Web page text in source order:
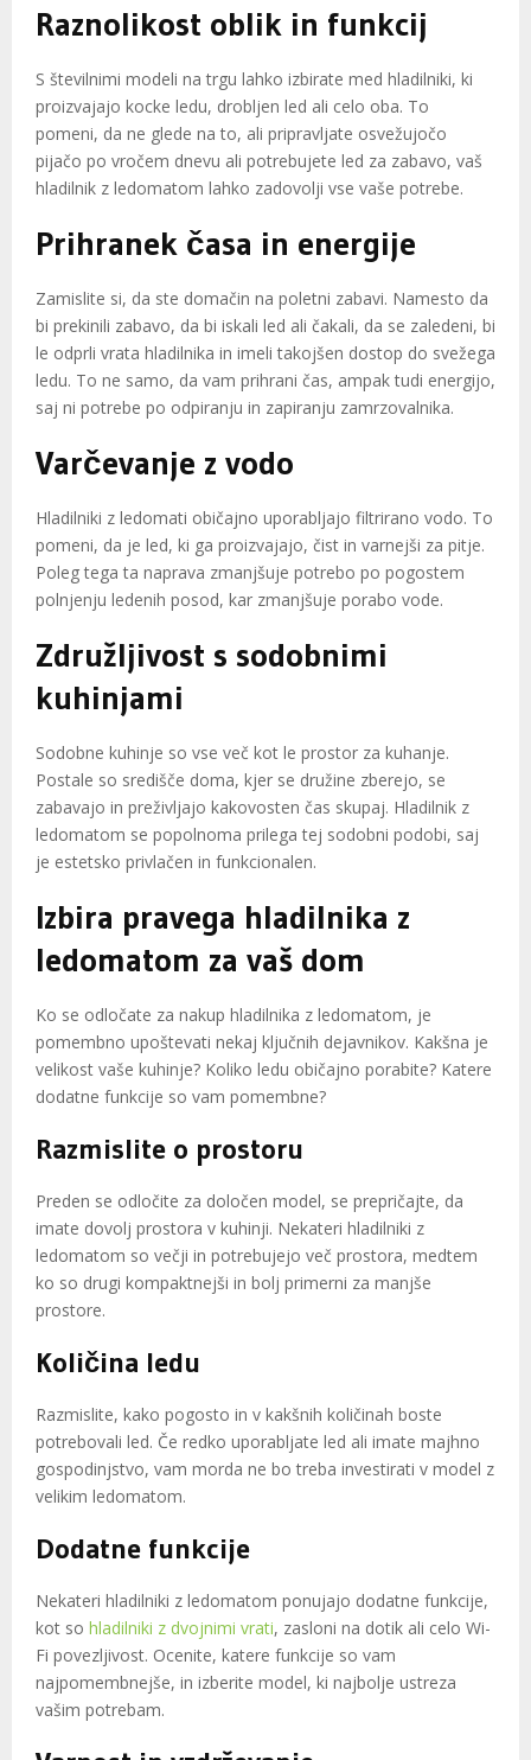
Raznolikost oblik in funkcij
S številnimi modeli na trgu lahko izbirate med hladilniki, ki
proizvajajo kocke ledu, drobljen led ali celo oba. To
pomeni, da ne glede na to, ali pripravljate osvežujočo
pijačo po vročem dnevu ali potrebujete led za zabavo, vaš
hladilnik z ledomatom lahko zadovolji vse vaše potrebe.
Prihranek časa in energije
Zamislite si, da ste domačin na poletni zabavi. Namesto da
bi prekinili zabavo, da bi iskali led ali čakali, da se zaledeni, bi
le odprli vrata hladilnika in imeli takojšen dostop do svežega
ledu. To ne samo, da vam prihrani čas, ampak tudi energijo,
saj ni potrebe po odpiranju in zapiranju zamrzovalnika.
Varčevanje z vodo
Hladilniki z ledomati običajno uporabljajo filtrirano vodo. To
pomeni, da je led, ki ga proizvajajo, čist in varnejši za pitje.
Poleg tega ta naprava zmanjšuje potrebo po pogostem
polnjenju ledenih posod, kar zmanjšuje porabo vode.
Združljivost s sodobnimi
kuhinjami
Sodobne kuhinje so vse več kot le prostor za kuhanje.
Postale so središče doma, kjer se družine zberejo, se
zabavajo in preživljajo kakovosten čas skupaj. Hladilnik z
ledomatom se popolnoma prilega tej sodobni podobi, saj
je estetsko privlačen in funkcionalen.
Izbira pravega hladilnika z
ledomatom za vaš dom
Ko se odločate za nakup hladilnika z ledomatom, je
pomembno upoštevati nekaj ključnih dejavnikov. Kakšna je
velikost vaše kuhinje? Koliko ledu običajno porabite? Katere
dodatne funkcije so vam pomembne?
Razmislite o prostoru
Preden se odločite za določen model, se prepričajte, da
imate dovolj prostora v kuhinji. Nekateri hladilniki z
ledomatom so večji in potrebujejo več prostora, medtem
ko so drugi kompaktnejši in bolj primerni za manjše
prostore.
Količina ledu
Razmislite, kako pogosto in v kakšnih količinah boste
potrebovali led. Če redko uporabljate led ali imate majhno
gospodinjstvo, vam morda ne bo treba investirati v model z
velikim ledomatom.
Dodatne funkcije
Nekateri hladilniki z ledomatom ponujajo dodatne funkcije,
kot so hladilniki z dvojnimi vrati, zasloni na dotik ali celo Wi-
Fi povezljivost. Ocenite, katere funkcije so vam
najpomembnejše, in izberite model, ki najbolje ustreza
vašim potrebam.